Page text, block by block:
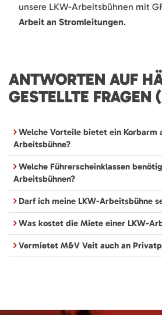
unsere LKW-Arbeitsbühnen mit
Arbeit an Stromleitungen.
ANTWORTEN AUF
GESTELLTE FRAGEN
Welche Vorteile bietet ein Korbarm
Arbeitsbühne?
Welche Führerscheinklassen
Arbeitsbühnen?
Darf ich meine LKW-Arbeitsbühne
Was kostet die Miete einer LKW-
Vermietet M&V Veit auch an